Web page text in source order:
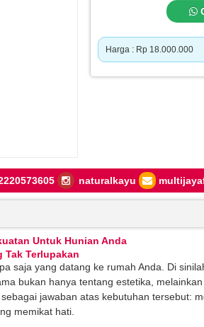
Harga : Rp 18.000.000
naturalkayu
Untuk Hunian Anda
Tak Terlupakan
saja yang datang ke rumah Anda. Di
bukan hanya tentang estetika,
jawaban atas kebutuhan tersebut:
memikat hati.